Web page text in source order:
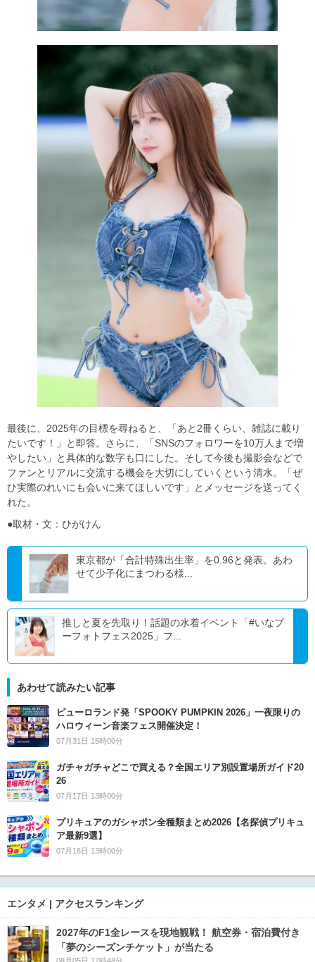
最後に、2025年の目標を尋ねると、「あと2冊くらい、雑誌に載り
たいです！」と即答。さらに、「SNSのフォロワーを10万人まで増
やしたい」と具体的な数字も口にした。そして今後も撮影会などで
ファンとリアルに交流する機会を大切にしていくという清水。「ぜ
ひ実際のれいにも会いに来てほしいです」とメッセージを送ってく
れた。
●取材・文：ひがけん
東京都が「合計特殊出生率」を0.96と発表。あわ
せて少子化にまつわる様...
推しと夏を先取り！話題の水着イベント「#いなプ
ーフォトフェス2025」フ...
あわせて読みたい記事
ピューロランド発「SPOOKY PUMPKIN 2026」一夜限りの
ハロウィーン音楽フェス開催決定！
07月31日 15時00分
ガチャガチャどこで買える？全国エリア別設置場所ガイド20
26
07月17日 13時00分
プリキュアのガシャポン全種類まとめ2026【名探偵プリキュ
ア最新9選】
07月16日 13時00分
エンタメ | アクセスランキング
2027年のF1全レースを現地観戦！ 航空券・宿泊費付き
「夢のシーズンチケット」が当たる